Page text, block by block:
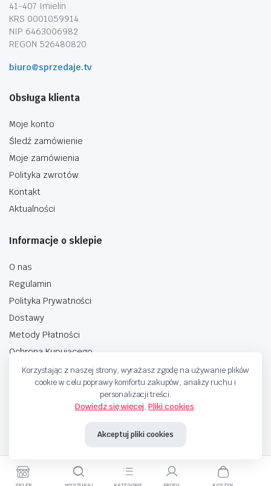
41-407 Imielin
KRS 0001059914
NIP 6463006982
REGON 526480820
biuro@sprzedaje.tv
Obsługa klienta
Moje konto
Śledź zamówienie
Moje zamówienia
Polityka zwrotów
Kontakt
Aktualności
Informacje o sklepie
O nas
Regulamin
Polityka Prywatności
Dostawy
Metody Płatności
Ochrona Kupującego
Metody Płatnosci
Korzystając z naszej strony, wyrażasz zgodę na używanie plików
cookie w celu poprawy komfortu zakupów, analizy ruchu i
personalizacji treści.
Dowiedz się więcej,Pliki cookies.
Akceptuj pliki cookies